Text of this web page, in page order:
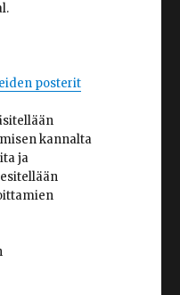
posterit
kannalta
ja